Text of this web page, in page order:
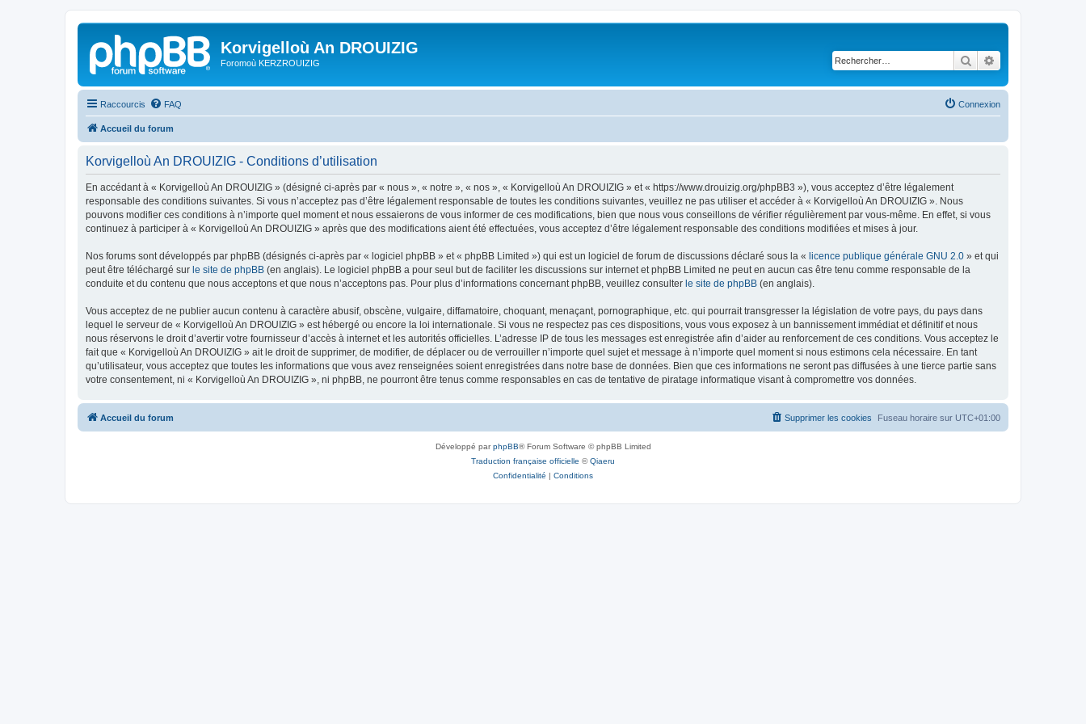
Korvigelloù An DROUIZIG
Foromoù KERZROUIZIG Rechercher
Raccourcis FAQ Connexion
Accueil du forum
Korvigelloù An DROUIZIG - Conditions d’utilisation
En accédant à « Korvigelloù An DROUIZIG » (désigné ci-après par « nous », « notre », « nos », « Korvigelloù An DROUIZIG » et « https://www.drouizig.org/phpBB3 »), vous acceptez d’être légalement
responsable des conditions suivantes. Si vous n’acceptez pas d’être légalement responsable de toutes les conditions suivantes, veuillez ne pas utiliser et accéder à « Korvigelloù An DROUIZIG ». Nous
pouvons modifier ces conditions à n’importe quel moment et nous essaierons de vous informer de ces modifications, bien que nous vous conseillons de vérifier régulièrement par vous-même. En effet, si vous
continuez à participer à « Korvigelloù An DROUIZIG » après que des modifications aient été effectuées, vous acceptez d’être légalement responsable des conditions modifiées et mises à jour.
Nos forums sont développés par phpBB (désignés ci-après par « logiciel phpBB » et « phpBB Limited ») qui est un logiciel de forum de discussions déclaré sous la « licence publique générale GNU 2.0 » et qui
peut être téléchargé sur le site de phpBB (en anglais). Le logiciel phpBB a pour seul but de faciliter les discussions sur internet et phpBB Limited ne peut en aucun cas être tenu comme responsable de la
conduite et du contenu que nous acceptons et que nous n’acceptons pas. Pour plus d’informations concernant phpBB, veuillez consulter le site de phpBB (en anglais).
Vous acceptez de ne publier aucun contenu à caractère abusif, obscène, vulgaire, diffamatoire, choquant, menaçant, pornographique, etc. qui pourrait transgresser la législation de votre pays, du pays dans
lequel le serveur de « Korvigelloù An DROUIZIG » est hébergé ou encore la loi internationale. Si vous ne respectez pas ces dispositions, vous vous exposez à un bannissement immédiat et définitif et nous
nous réservons le droit d’avertir votre fournisseur d’accès à internet et les autorités officielles. L’adresse IP de tous les messages est enregistrée afin d’aider au renforcement de ces conditions. Vous acceptez le
fait que « Korvigelloù An DROUIZIG » ait le droit de supprimer, de modifier, de déplacer ou de verrouiller n’importe quel sujet et message à n’importe quel moment si nous estimons cela nécessaire. En tant
qu’utilisateur, vous acceptez que toutes les informations que vous avez renseignées soient enregistrées dans notre base de données. Bien que ces informations ne seront pas diffusées à une tierce partie sans
votre consentement, ni « Korvigelloù An DROUIZIG », ni phpBB, ne pourront être tenus comme responsables en cas de tentative de piratage informatique visant à compromettre vos données.
Accueil du forum Fuseau horaire sur UTC+01:00
Supprimer les cookies
Développé parphpBB® Forum Software © phpBB Limited
Traduction française officielle ©Qiaeru
Confidentialité | Conditions